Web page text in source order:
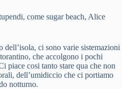
come sugar beach, Alice
dell’isola, ci sono varie sistemazioni
che accolgono i pochi
piace cosi tanto stare qua che non
dell’umidiccio che ci portiamo
notturno.